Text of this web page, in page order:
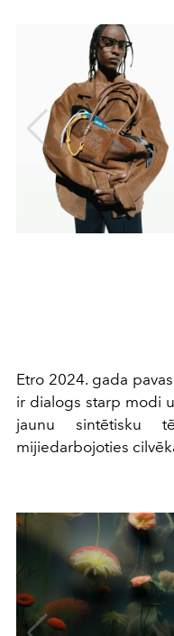
Etro 2024. gada
ir dialogs starp modi
jaunu sintētisku
mijiedarbojoties